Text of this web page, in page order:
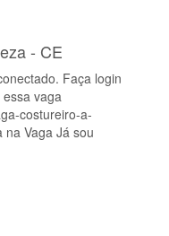
- CE
Faça login
vaga
costureiro-a-
Vaga Já sou